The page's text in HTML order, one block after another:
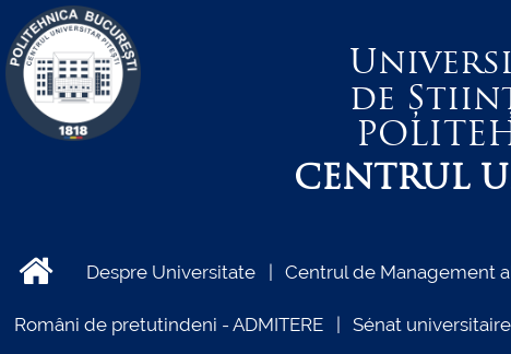
de
CENTRUL
Despre Universitate Centrul de Management
Români de pretutindeni - ADMITERE Sénat universitaire